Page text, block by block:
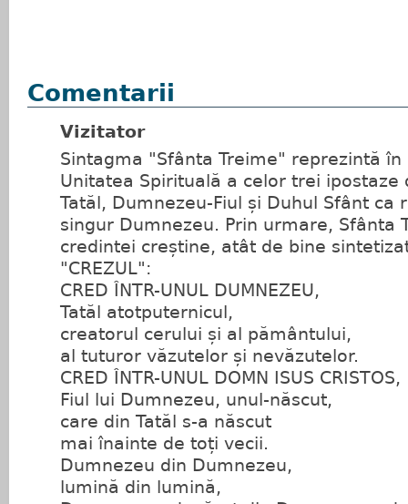
Comentarii
Vizitator
Sintagma "Sfânta Treime" reprezintă
Unitatea Spirituală a celor trei ipostaze
Tatăl, Dumnezeu-Fiul și Duhul Sfânt ca
singur Dumnezeu. Prin urmare, Sfânta
credintei creștine, atât de bine
"CREZUL":
CRED ÎNTR-UNUL DUMNEZEU,
Tatăl atotputernicul,
creatorul cerului și al pământului,
al tuturor văzutelor și nevăzutelor.
CRED ÎNTR-UNUL DOMN ISUS CRISTOS,
Fiul lui Dumnezeu, unul-născut,
care din Tatăl s-a născut
mai înainte de toți vecii.
Dumnezeu din Dumnezeu,
lumină din lumină,